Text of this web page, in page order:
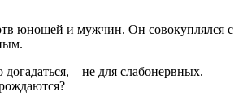
юношей и мужчин. Он совокуплялся с
– не для слабонервных.